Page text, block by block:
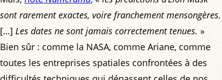
sont rarement exactes, voire franchement mensongères.
[…] Les dates ne sont jamais correctement tenues. »
Bien sûr : comme la NASA, comme Ariane, comme
toutes les entreprises spatiales confrontées à des